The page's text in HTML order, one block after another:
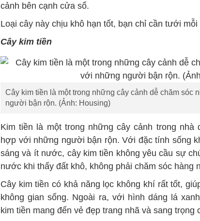
cảnh bên cạnh cửa sổ.
Loại cây này chịu khô hạn tốt, bạn chỉ cần tưới mỗi
Cây kim tiền
Cây kim tiền là một trong những cây cảnh dễ chăm sóc
người bận rộn. (Ảnh: Housing)
Kim tiền là một trong những cây cảnh trong nhà
hợp với những người bận rộn. Với đặc tính sống
sáng và ít nước, cây kim tiền không yêu cầu sự
nước khi thấy đất khô, không phải chăm sóc hàng
Cây kim tiền có khả năng lọc không khí rất tốt,
không gian sống. Ngoài ra, với hình dáng lá
kim tiền mang đến vẻ đẹp trang nhã và sang trọng